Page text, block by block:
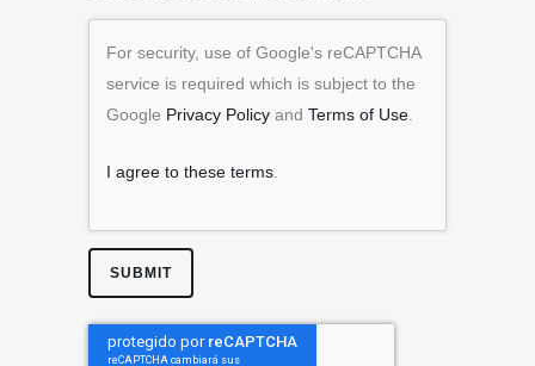
For security, use of Google's reCAPTCHA
service is required which is subject to the
Google Privacy Policy and Terms of Use
I agree to these terms